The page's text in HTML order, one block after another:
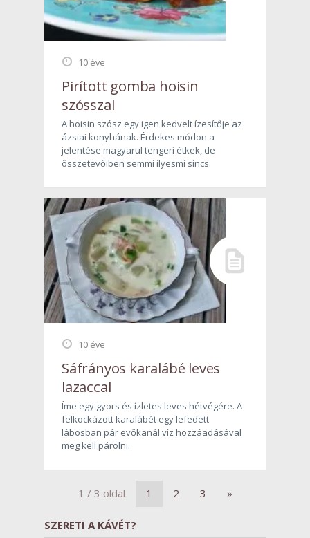
10 éve
Pirított gomba hoisin
szósszal
A hoisin szósz egy igen kedvelt ízesítője az
ázsiai konyhának. Érdekes módon a
jelentése magyarul tengeri étkek, de
összetevőiben semmi ilyesmi sincs.
10 éve
Sáfrányos karalábé leves
lazaccal
Íme egy gyors és ízletes leves hétvégére. A
felkockázott karalábét egy lefedett
lábosban pár evőkanál víz hozzáadásával
meg kell párolni.
1 / 3 oldal 1 2 3 »
SZERETI A KÁVÉT?